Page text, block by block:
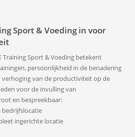
Sport & Voeding in voor
Training Sport & Voeding betekent
persoonlijkheid in de benadering
verhoging van de productiviteit op de
voor de invulling van
en bespreekbaar:
bedrijfslocatie
ingerichte locatie